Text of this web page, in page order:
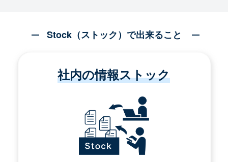
Stock（ストック）で出来ること
社内の情報ストック